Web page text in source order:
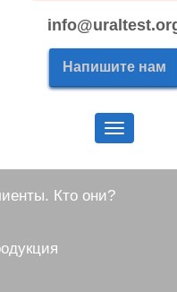
Напишите нам
Меню
Кто они?